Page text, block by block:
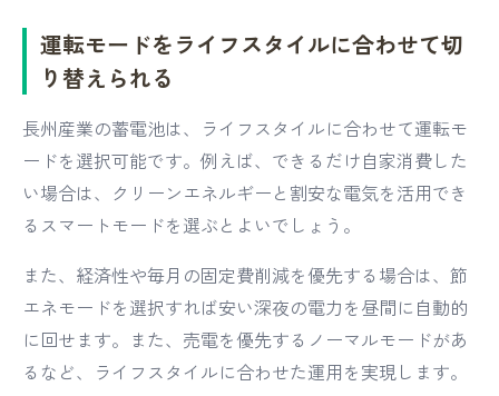
運転モードをライフスタイルに合わせて切
り替えられる
長州産業の蓄電池は、ライフスタイルに合わせて運転モ
ードを選択可能です。例えば、できるだけ自家消費した
い場合は、クリーンエネルギーと割安な電気を活用でき
るスマートモードを選ぶとよいでしょう。
また、経済性や毎月の固定費削減を優先する場合は、節
エネモードを選択すれば安い深夜の電力を昼間に自動的
に回せます。また、売電を優先するノーマルモードがあ
るなど、ライフスタイルに合わせた運用を実現します。